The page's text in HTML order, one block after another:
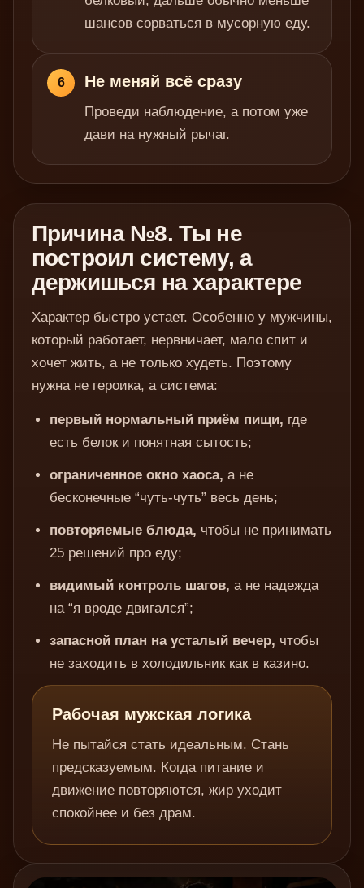
шансов сорваться в мусорную еду.
6 Не меняй всё сразу
Проведи наблюдение, а потом уже
дави на нужный рычаг.
Причина №8. Ты не
построил систему, а
держишься на характере
Характер быстро устает. Особенно у мужчины,
который работает, нервничает, мало спит и
хочет жить, а не только худеть. Поэтому
нужна не героика, а система:
первый нормальный приём пищи, где
есть белок и понятная сытость;
ограниченное окно хаоса, а не
бесконечные “чуть-чуть” весь день;
повторяемые блюда, чтобы не принимать
25 решений про еду;
видимый контроль шагов, а не надежда
на “я вроде двигался”;
запасной план на усталый вечер, чтобы
не заходить в холодильник как в казино.
Рабочая мужская логика
Не пытайся стать идеальным. Стань
предсказуемым. Когда питание и
движение повторяются, жир уходит
спокойнее и без драм.